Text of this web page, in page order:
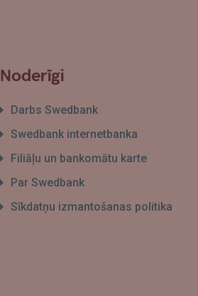
Noderīgi
Darbs Swedbank
Swedbank internetbanka
Filiāļu un bankomātu karte
Par Swedbank
Sīkdatņu izmantošanas politika